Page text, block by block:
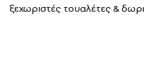
ξεχωριστές τουαλέτες &